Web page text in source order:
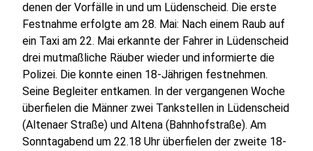
denen der Vorfälle in und um Lüdenscheid. Die erste
Festnahme erfolgte am 28. Mai: Nach einem Raub auf
ein Taxi am 22. Mai erkannte der Fahrer in Lüdenscheid
drei mutmaßliche Räuber wieder und informierte die
Polizei. Die konnte einen 18-Jährigen festnehmen.
Seine Begleiter entkamen. In der vergangenen Woche
überfielen die Männer zwei Tankstellen in Lüdenscheid
(Altenaer Straße) und Altena (Bahnhofstraße). Am
Sonntagabend um 22.18 Uhr überfielen der zweite 18-